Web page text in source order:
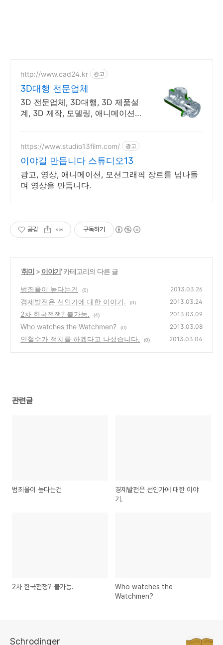
http://www.cad24.kr 광고
3D대행 전문업체
3D 전문업체, 3D대행, 3D 제품설
계, 3D 제작, 모델링, 애니메이션
https://www.studio13film.com/ 광고
이야길 만듭니다 스튜디오13
광고, 영상, 애니메이션, 모션그래픽 장르를 넘나들
며 영상을 만듭니다.
공감 구독하기
'취미 > 이야기' 카테고리의 다른 글
범죄율이 높다는건 (0) 2013.03.26
경제발전은 선인가에 대한 이야기. (0) 2013.03.24
2차 한국전쟁? 불가능. (4) 2013.03.09
Who watches the Watchmen? (0) 2013.03.08
안철수가 정치를 하겠다고 나섰습니다. (0) 2013.03.04
관련글
범죄율이 높다는건
경제발전은 선인가에 대한 이야
기.
2차 한국전쟁? 불가능.
Who watches the
Watchmen?
Schrodinger